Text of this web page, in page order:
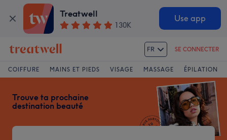
Treatwell
130K
Use app
Treatwell
FR SE CONNECTER
COIFFURE MAINS ET PIEDS VISAGE MASSAGE ÉPILATION
Trouve ta prochaine
destination beauté